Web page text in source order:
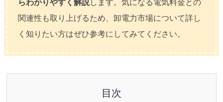
らわかりやすく解説します。気になる電気料金との
関連性も取り上げるため、卸電力市場について詳し
く知りたい方はぜひ参考にしてみてください。
目次